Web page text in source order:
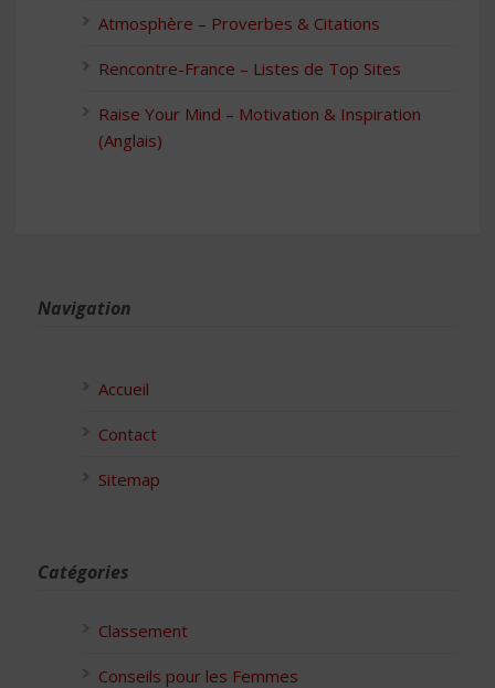
Atmosphère – Proverbes & Citations
Rencontre-France – Listes de Top Sites
Raise Your Mind – Motivation & Inspiration
(Anglais)
Navigation
Accueil
Contact
Sitemap
Catégories
Classement
Conseils pour les Femmes